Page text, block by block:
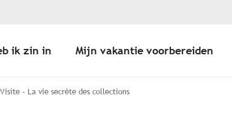
ik zin in Mijn vakantie voorbereiden
Visite - La vie secrète des collections